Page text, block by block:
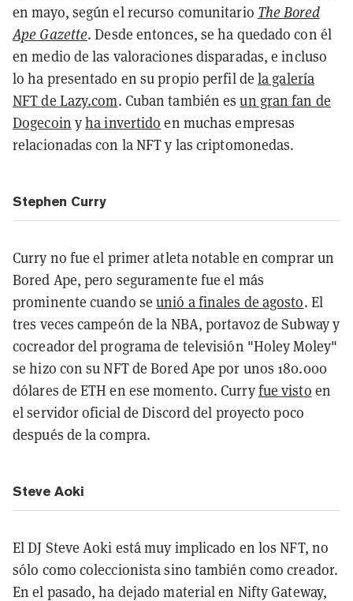
en mayo, según el recurso comunitario The Bored
Ape Gazette. Desde entonces, se ha quedado con él
en medio de las valoraciones disparadas, e incluso
lo ha presentado en su propio perfil dela galería
NFT de Lazy.com. Cuban también esun gran fan de
Dogecoin yha invertido en muchas empresas
relacionadas con la NFT y las criptomonedas.
Stephen Curry
Curry no fue el primer atleta notable en comprar un
Bored Ape, pero seguramente fue el más
prominente cuando seunió a finales de agosto. El
tres veces campeón de la NBA, portavoz de Subway y
cocreador del programa de televisión "Holey Moley"
se hizo con su NFT de Bored Ape por unos 180.000
dólares de ETH en ese momento. Curryfue visto en
el servidor oficial de Discord del proyecto poco
después de la compra.
Steve Aoki
El DJ Steve Aoki está muy implicado en los NFT, no
sólo como coleccionista sino también como creador.
En el pasado, ha dejado material en Nifty Gateway,